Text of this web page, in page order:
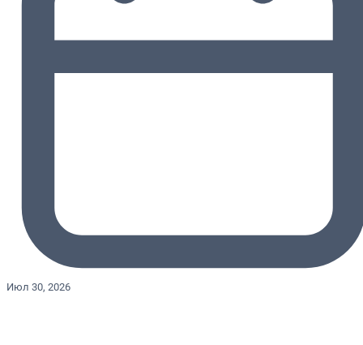
Июл 30, 2026